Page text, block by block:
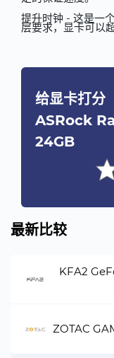
提升时钟 - 这是一
层要求，显卡可以
给显卡打分
ASRock
24GB
最新比较
KFA2
ZOTAC